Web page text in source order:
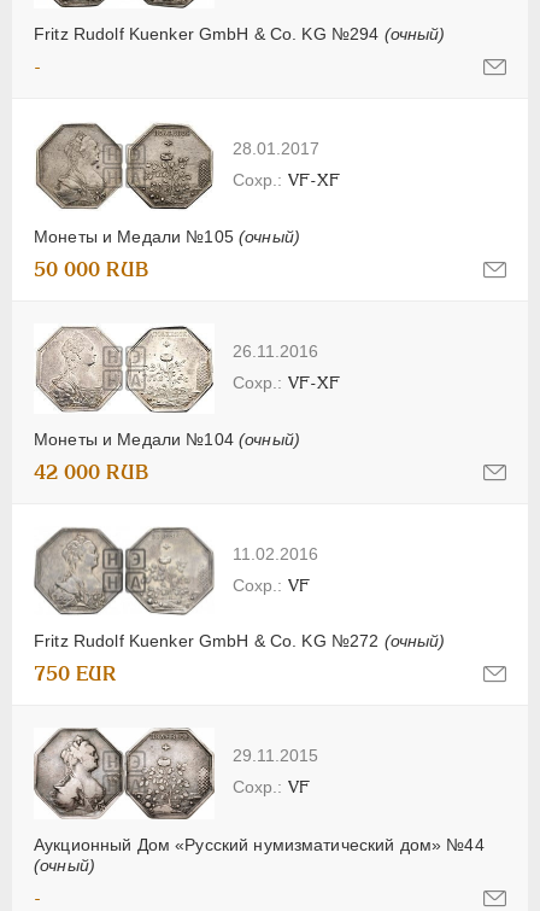
Fritz Rudolf Kuenker GmbH & Co. KG №294 (очный)
-
28.01.2017
Монеты и Медали №105 (очный)
VF-XF
50 000 RUB
26.11.2016
Монеты и Медали №104 (очный)
VF-XF
42 000 RUB
11.02.2016
Fritz Rudolf Kuenker GmbH & Co. KG №272 (очный)
VF
750 EUR
29.11.2015
Аукционный Дом «Русский нумизматический дом» №44
(очный)
VF
-